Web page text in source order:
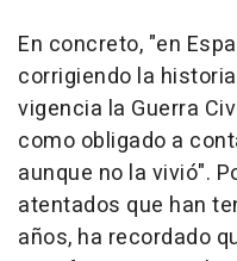
En concreto, "en
corrigiendo la
vigencia la Guerra
como obligado a
aunque no la vivió".
atentados que han
años, ha recordado